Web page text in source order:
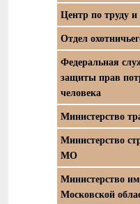
Центр по труду
Отдел
Федеральная
защиты прав
человека
Министерство
Министерство
МО
Министерство
Московской